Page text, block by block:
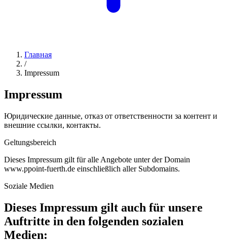
Главная
/
Impressum
Impressum
Юридические данные, отказ от ответственности за контент и
внешние ссылки, контакты.
Geltungsbereich
Dieses Impressum gilt für alle Angebote unter der Domain
www.ppoint-fuerth.de einschließlich aller Subdomains.
Soziale Medien
Dieses Impressum gilt auch für unsere
Auftritte in den folgenden sozialen
Medien: